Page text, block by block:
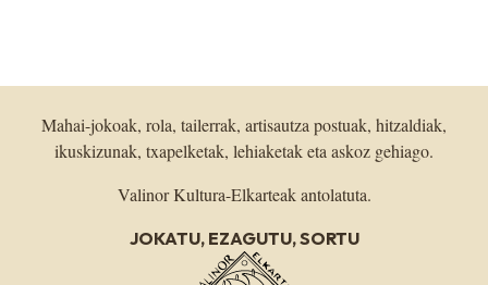
Mahai-jokoak, rola, tailerrak, artisautza postuak, hitzaldiak,
ikuskizunak, txapelketak, lehiaketak eta askoz gehiago.
Valinor Kultura-Elkarteak antolatuta.
JOKATU, EZAGUTU, SORTU